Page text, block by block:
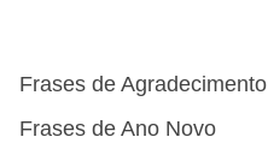
Frases de Agradecimento
Frases de Ano Novo